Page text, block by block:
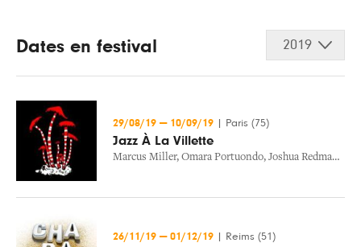
Dates en festival 2019
29/08/19 — 10/09/19 Paris (75)
Jazz À La Villette
Marcus Miller, Omara Portuondo, Joshua Redman ,
26/11/19 — 01/12/19 Reims (51)